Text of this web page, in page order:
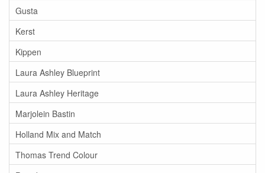
Gusta
Kerst
Kippen
Laura Ashley Blueprint
Laura Ashley Heritage
Marjolein Bastin
Holland Mix and Match
Thomas Trend Colour